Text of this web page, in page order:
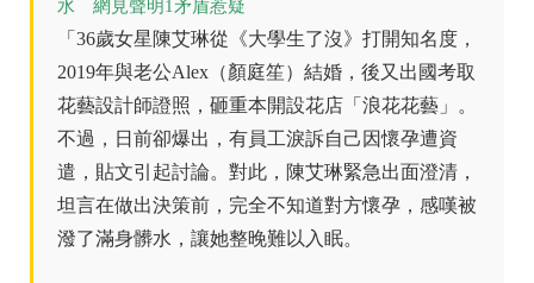
水 網見聲明1矛盾惹疑
「36歲女星陳艾琳從《大學生了沒》打開知名度，
2019年與老公Alex（顏庭笙）結婚，後又出國考取
花藝設計師證照，砸重本開設花店「浪花花藝」。
不過，日前卻爆出，有員工淚訴自己因懷孕遭資
遣，貼文引起討論。對此，陳艾琳緊急出面澄清，
坦言在做出決策前，完全不知道對方懷孕，感嘆被
潑了滿身髒水，讓她整晚難以入眠。